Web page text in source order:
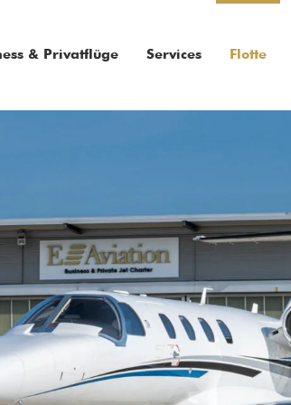
& Privatflüge Services Flotte